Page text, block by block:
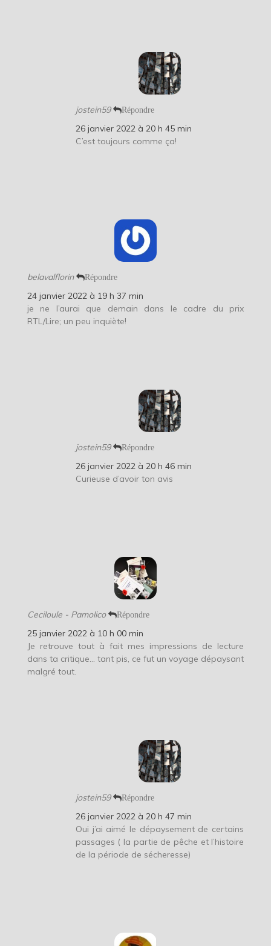
jostein59 Répondre
26 janvier 2022 à 20 h 45 min
C’est toujours comme ça!
belavalflorin Répondre
24 janvier 2022 à 19 h 37 min
je ne l’aurai que demain dans le cadre du prix
RTL/Lire; un peu inquiète!
jostein59 Répondre
26 janvier 2022 à 20 h 46 min
Curieuse d’avoir ton avis
Ceciloule - Pamolico Répondre
25 janvier 2022 à 10 h 00 min
Je retrouve tout à fait mes impressions de lecture
dans ta critique… tant pis, ce fut un voyage dépaysant
malgré tout.
jostein59 Répondre
26 janvier 2022 à 20 h 47 min
Oui j’ai aimé le dépaysement de certains
passages ( la partie de pêche et l’histoire
de la période de sécheresse)